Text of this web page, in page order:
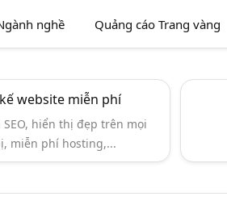
nghề Quảng cáo Trang vàng
website miễn phí
SEO, hiển thị đẹp trên mọi
miễn phí hosting,...